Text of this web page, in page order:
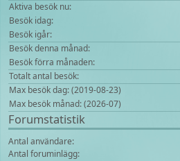
Aktiva besök nu:
Besök idag:
Besök igår:
Besök denna månad:
Besök förra månaden:
Totalt antal besök:
Max besök dag: (2019-08-23)
Max besök månad: (2026-07)
Forumstatistik
Antal användare:
Antal foruminlägg: